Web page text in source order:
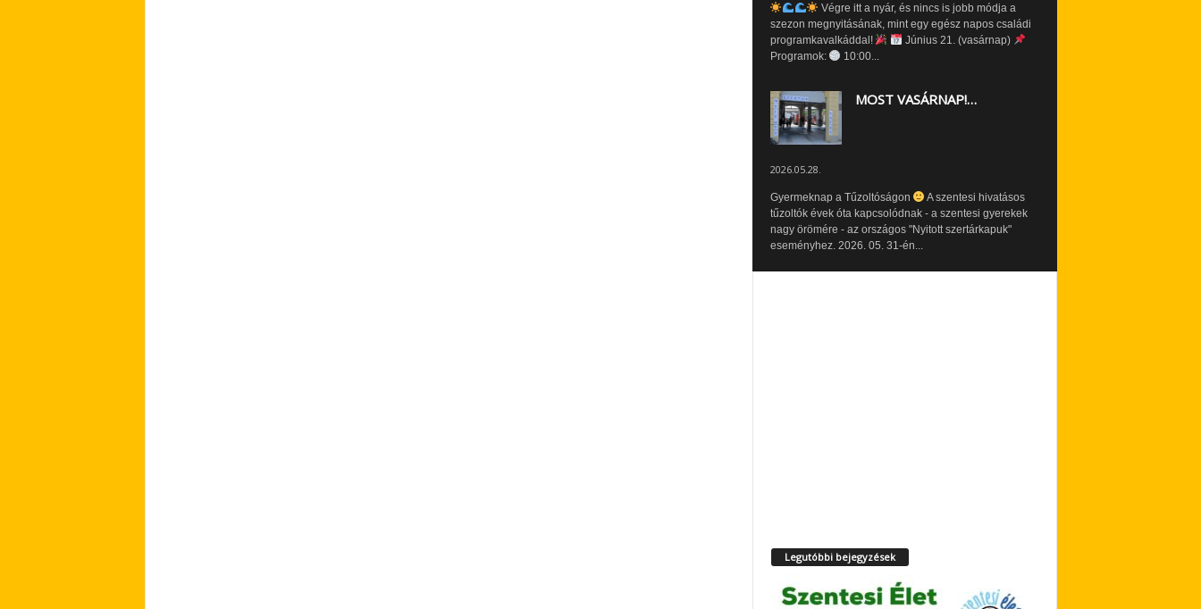
Végre itt a nyár, és nincs is jobb módja a
szezon megnyitásának, mint egy egész napos családi
programkavalkáddal!
Június 21. (vasárnap)
Programok:
10:00...
MOST VASÁRNAP!…
2026.05.28.
Gyermeknap a Tűzoltóságon
A szentesi hivatásos
tűzoltók évek óta kapcsolódnak - a szentesi gyerekek
nagy örömére - az országos "Nyitott szertárkapuk"
eseményhez. 2026. 05. 31-én...
Legutóbbi bejegyzések